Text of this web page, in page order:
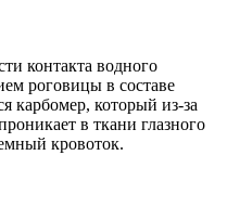
контакта водного
роговицы в составе
карбомер, который из-за
в ткани глазного
кровоток.